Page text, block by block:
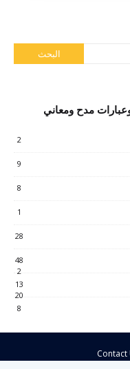
مدح ومعاني
2
9
8
1
28
48
2
13
20
8
Contact